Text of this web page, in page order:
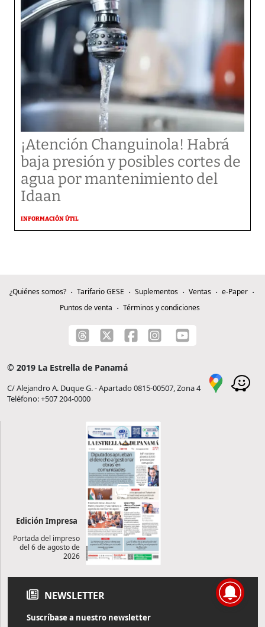
¡Atención Changuinola! Habrá
baja presión y posibles cortes de
agua por mantenimiento del
Idaan
INFORMACIÓN ÚTIL
¿Quiénes somos? Tarifario GESE Suplementos Ventas
e-Paper
Puntos de venta
Términos y condiciones
© 2019 La Estrella de Panamá
C/ Alejandro A. Duque G. - Apartado 0815-00507, Zona 4
Teléfono: +507 204-0000
Edición Impresa
Portada del impreso
del 6 de agosto de
2026
NEWSLETTER
Suscríbase a nuestro newsletter